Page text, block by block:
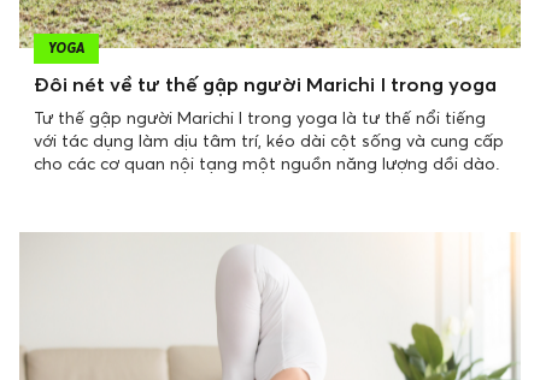
YOGA
Đôi nét về tư thế gập người Marichi I trong yoga
Tư thế gập người Marichi I trong yoga là tư thế nổi tiếng
với tác dụng làm dịu tâm trí, kéo dài cột sống và cung cấp
cho các cơ quan nội tạng một nguồn năng lượng dồi dào.